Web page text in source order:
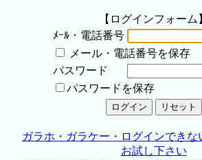
【ログインフォーム
ﾒｰﾙ・電話番号
メール・電話番号を保存
パスワード
パスワードを保存
ガラホ・ガラケー・ログインできな
お試し下さい